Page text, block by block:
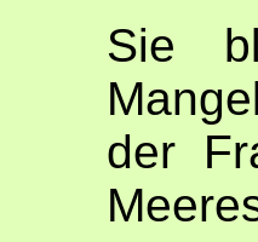
Sie
der